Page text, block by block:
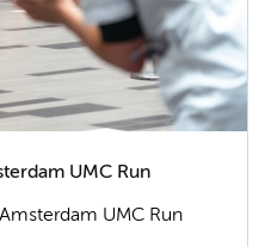
UMC Run
UMC Run